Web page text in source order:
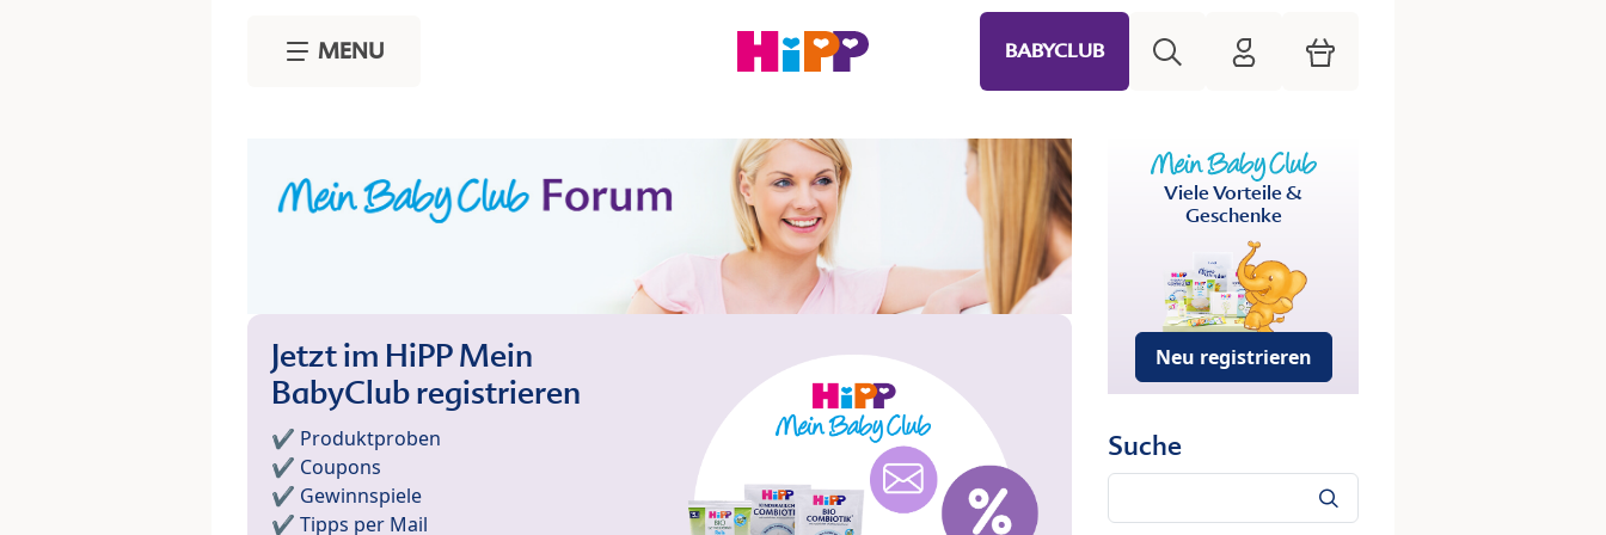
MENU BABYCLUB HiPP Mein Babyclub
Warenkorb
Jetzt im HiPP Mein
BabyClub registrieren
✔️ Produktproben
✔️ Coupons
✔️ Gewinnspiele
✔️ Tipps per Mail
Viele Vorteile &
Geschenke
Neu registrieren
Suche